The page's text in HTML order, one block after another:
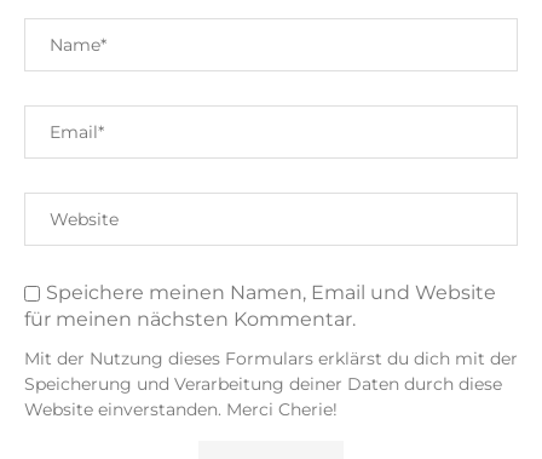
Speichere meinen Namen, Email und Website
für meinen nächsten Kommentar.
Mit der Nutzung dieses Formulars erklärst du dich mit der
Speicherung und Verarbeitung deiner Daten durch diese
Website einverstanden. Merci Cherie!